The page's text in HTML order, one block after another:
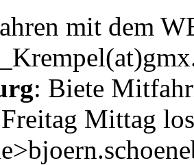
mit dem
: Biete
Mittag